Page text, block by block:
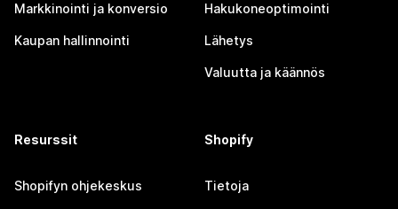
Markkinointi ja konversio
Kaupan hallinnointi
Hakukoneoptimointi
Lähetys
Valuutta ja käännös
Resurssit
Shopifyn ohjekeskus
Shopify
Tietoja